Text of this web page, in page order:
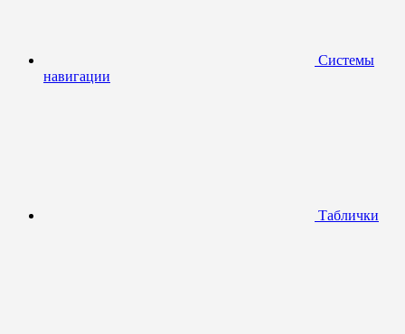
Системы
навигации
Таблички